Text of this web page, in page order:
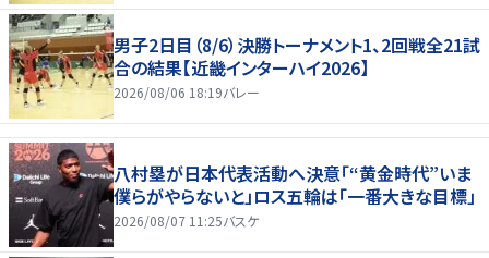
男子2日目（8/6）決勝トーナメント1、2回戦全21試
合の結果【近畿インターハイ2026】
2026/08/06 18:19バレー
八村塁が日本代表活動へ決意「“黄金時代”いま
僕らがやらないと」ロス五輪は「一番大きな目標」
2026/08/07 11:25バスケ